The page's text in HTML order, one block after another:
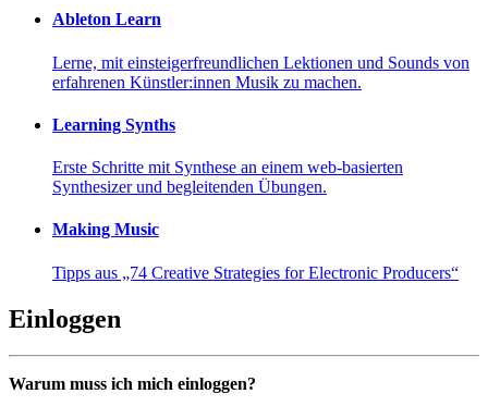
Ableton Learn
Lerne, mit einsteigerfreundlichen Lektionen und Sounds von
erfahrenen Künstler:innen Musik zu machen.
Learning Synths
Erste Schritte mit Synthese an einem web-basierten
Synthesizer und begleitenden Übungen.
Making Music
Tipps aus „74 Creative Strategies for Electronic Producers“
Einloggen
Warum muss ich mich einloggen?